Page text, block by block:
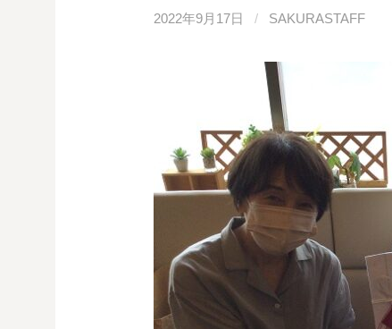
2022年9月17日 / SAKURASTAFF